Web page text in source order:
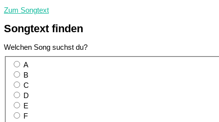
Zum Songtext
Songtext finden
Welchen Song suchst du?
A
B
C
D
E
F